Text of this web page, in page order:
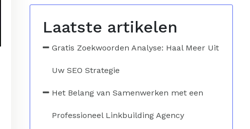
Laatste artikelen
Gratis Zoekwoorden Analyse: Haal Meer Uit
Uw SEO Strategie
Het Belang van Samenwerken met een
Professioneel Linkbuilding Agency